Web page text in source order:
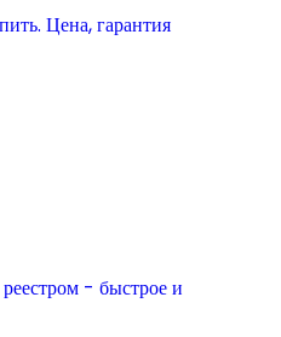
Цена, гарантия
- быстрое и